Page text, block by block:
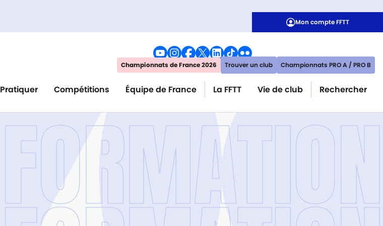
Mon compte FFTT
Championnats de France 2026 Trouver un club Championnats PRO A / PRO B
Pratiquer Compétitions Équipe de France La FFTT Vie de club Rechercher
FORMATION